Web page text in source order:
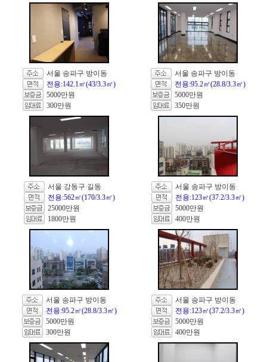
서울 송파구 방이동
전용:142.1㎡(43/3.3㎡)
5000만원
300만원
서울 송파구 방이동
전용:95.2㎡(28.8/3.3㎡)
5000만원
350만원
서울 강동구 길동
전용:562㎡(170/3.3㎡)
25000만원
1800만원
서울 송파구 방이동
전용:123㎡(37.2/3.3㎡)
5000만원
400만원
서울 송파구 방이동
전용:95.2㎡(28.8/3.3㎡)
5000만원
300만원
서울 송파구 방이동
전용:123㎡(37.2/3.3㎡)
5000만원
400만원